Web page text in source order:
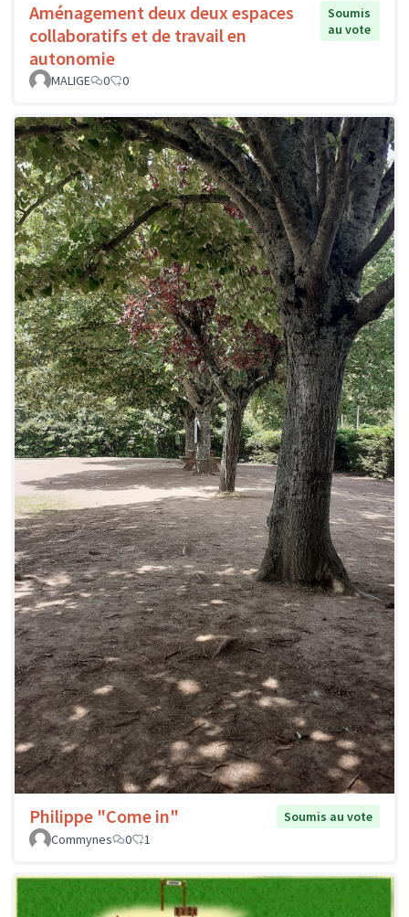
Aménagement deux deux espaces
collaboratifs et de travail en
autonomie
Soumis
au vote
MALIGE 0 0
Philippe "Come in"
Soumis au vote
Commynes
0 1